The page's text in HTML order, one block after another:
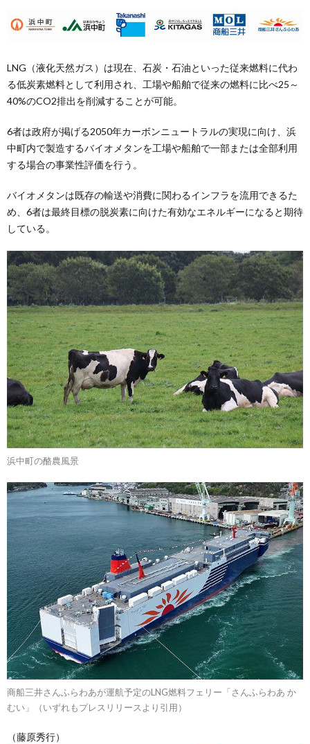
LNG（液化天然ガス）は現在、石炭・石油といった従来燃料に代わ
る低炭素燃料として利用され、工場や船舶で従来の燃料に比べ25～
40%のCO2排出を削減することが可能。
6者は政府が掲げる2050年カーボンニュートラルの実現に向け、浜
中町内で製造するバイオメタンを工場や船舶で一部または全部利用
する場合の事業性評価を行う。
バイオメタンは既存の輸送や消費に関わるインフラを流用できるた
め、6者は最終目標の脱炭素に向けた有効なエネルギーになると期待
している。
浜中町の酪農風景
商船三井さんふらわあが運航予定のLNG燃料フェリー「さんふらわあ か
むい」（いずれもプレスリリースより引用）
（藤原秀行）